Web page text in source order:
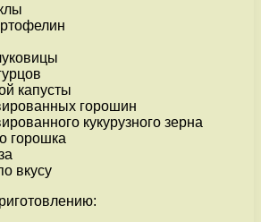
капусты
горошин
кукурузного зерна
горошка
вкусу